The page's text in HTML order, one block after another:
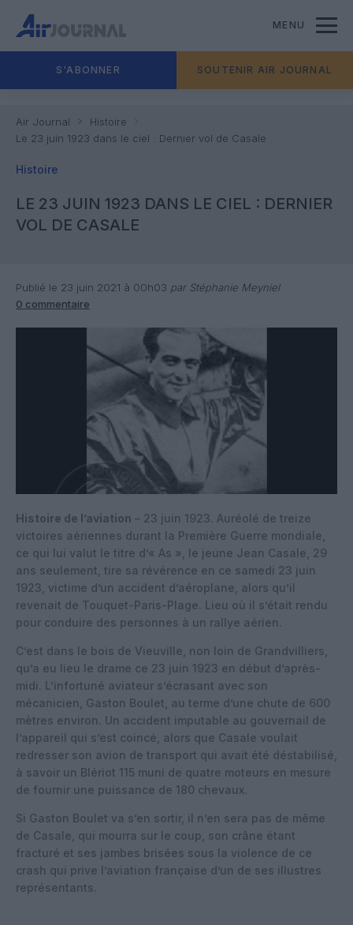
MENU
S'ABONNER SOUTENIR AIR JOURNAL
Air Journal
Histoire
Le 23 juin 1923 dans le ciel : Dernier vol de Casale
Histoire
LE 23 JUIN 1923 DANS LE CIEL : DERNIER
VOL DE CASALE
Publié le 23 juin 2021 à 00h03 par Stéphanie Meyniel
0 commentaire
Histoire de l’aviation – 23 juin 1923. Auréolé de treize
victoires aériennes durant la Première Guerre mondiale,
ce qui lui valut le titre d’« As », le jeune Jean Casale, 29
ans seulement, tire sa révérence en ce samedi 23 juin
1923, victime d’un accident d’aéroplane, alors qu’il
revenait de Touquet-Paris-Plage. Lieu où il s’était rendu
pour conduire des personnes à un rallye aérien.
C’est dans le bois de Vieuville, non loin de Grandvilliers,
qu’a eu lieu le drame ce 23 juin 1923 en début d’après-
midi. L’infortuné aviateur s’écrasant avec son
mécanicien, Gaston Boulet, au terme d’une chute de 600
mètres environ. Un accident imputable au gouvernail de
l’appareil qui s’est coincé, alors que Casale voulait
redresser son avion de transport qui avait été déstabilisé,
à savoir un Blériot 115 muni de quatre moteurs en mesure
de fournir une puissance de 180 chevaux.
Si Gaston Boulet va s’en sortir, il n’en sera pas de même
de Casale, qui mourra sur le coup, son crâne étant
fracturé et ses jambes brisées sous la violence de ce
crash qui prive l’aviation française d’un de ses illustres
représentants.